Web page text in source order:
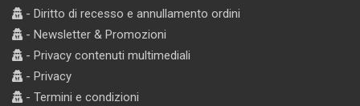
- Diritto di recesso e annullamento ordini
- Newsletter & Promozioni
- Privacy contenuti multimediali
- Privacy
- Termini e condizioni